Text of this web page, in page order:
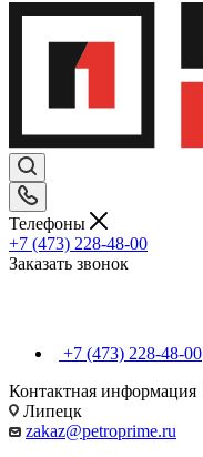
Телефоны
+7 (473) 228-48-00
Заказать звонок
+7 (473) 228-48-00
Контактная информация
Липецк
zakaz@petroprime.ru